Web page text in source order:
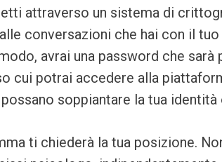
attraverso un sistema di
conversazioni che hai con il
avrai una password che sarà
cui potrai accedere alla
soppiantare la tua
ti chiederà la tua posizione.